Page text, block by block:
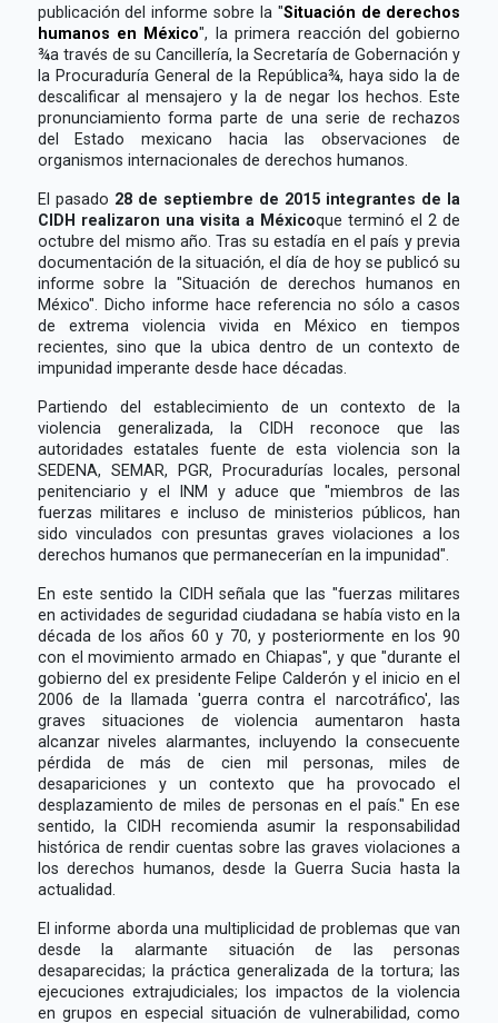
publicación del informe sobre la "Situación de derechos
humanos en México", la primera reacción del gobierno
¾a través de su Cancillería, la Secretaría de Gobernación y
la Procuraduría General de la República¾, haya sido la de
descalificar al mensajero y la de negar los hechos. Este
pronunciamiento forma parte de una serie de rechazos
del Estado mexicano hacia las observaciones de
organismos internacionales de derechos humanos.
El pasado 28 de septiembre de 2015 integrantes de la
CIDH realizaron una visita a Méxicoque terminó el 2 de
octubre del mismo año. Tras su estadía en el país y previa
documentación de la situación, el día de hoy se publicó su
informe sobre la "Situación de derechos humanos en
México". Dicho informe hace referencia no sólo a casos
de extrema violencia vivida en México en tiempos
recientes, sino que la ubica dentro de un contexto de
impunidad imperante desde hace décadas.
Partiendo del establecimiento de un contexto de la
violencia generalizada, la CIDH reconoce que las
autoridades estatales fuente de esta violencia son la
SEDENA, SEMAR, PGR, Procuradurías locales, personal
penitenciario y el INM y aduce que "miembros de las
fuerzas militares e incluso de ministerios públicos, han
sido vinculados con presuntas graves violaciones a los
derechos humanos que permanecerían en la impunidad".
En este sentido la CIDH señala que las "fuerzas militares
en actividades de seguridad ciudadana se había visto en la
década de los años 60 y 70, y posteriormente en los 90
con el movimiento armado en Chiapas", y que "durante el
gobierno del ex presidente Felipe Calderón y el inicio en el
2006 de la llamada 'guerra contra el narcotráfico', las
graves situaciones de violencia aumentaron hasta
alcanzar niveles alarmantes, incluyendo la consecuente
pérdida de más de cien mil personas, miles de
desapariciones y un contexto que ha provocado el
desplazamiento de miles de personas en el país." En ese
sentido, la CIDH recomienda asumir la responsabilidad
histórica de rendir cuentas sobre las graves violaciones a
los derechos humanos, desde la Guerra Sucia hasta la
actualidad.
El informe aborda una multiplicidad de problemas que van
desde la alarmante situación de las personas
desaparecidas; la práctica generalizada de la tortura; las
ejecuciones extrajudiciales; los impactos de la violencia
en grupos en especial situación de vulnerabilidad, como